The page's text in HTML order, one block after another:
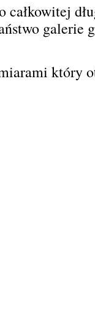
galerie
który